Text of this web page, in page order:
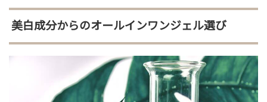
美白成分からのオールインワンジェル選び